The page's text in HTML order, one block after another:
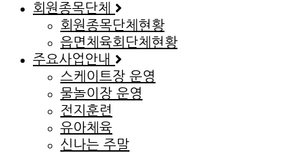
회원종목단체
회원종목단체현황
읍면체육회단체현황
주요사업안내
스케이트장 운영
물놀이장 운영
전지훈련
유아체육
신나는 주말